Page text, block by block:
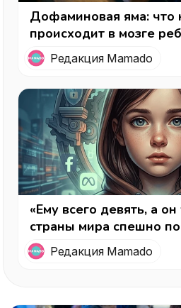
Дофаминовая яма: что
происходит в мозге
«залипает» в телефон
Редакция Mamado
«Ему всего девять, а
страны мира спешно
возраст регистрации в
в этой гонке Россия
Редакция Mamado